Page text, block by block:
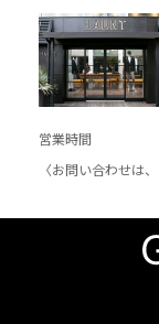
営業時間
〈お問い合わせは、